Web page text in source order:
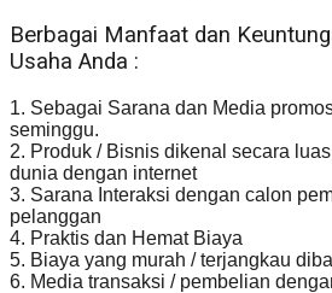
Berbagai Manfaat dan
Usaha Anda :
1. Sebagai Sarana dan Media
seminggu.
2. Produk / Bisnis dikenal secara
dunia dengan internet
3. Sarana Interaksi dengan calon
pelanggan
4. Praktis dan Hemat Biaya
5. Biaya yang murah / terjangkau
6. Media transaksi / pembelian